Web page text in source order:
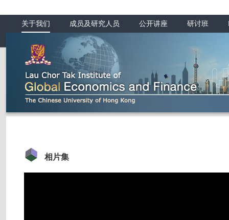
关于我们 成员及研究人员 公开讲座 研讨班
相片集